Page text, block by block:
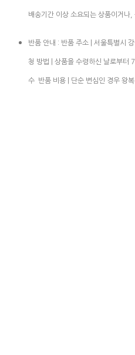
배송기간 이상 소요되는 상품이거나
반품 안내 : 반품 주소 | 서울특별시
청 방법 | 상품을 수령하신 날로부터
수 반품 비용 | 단순 변심인 경우 왕